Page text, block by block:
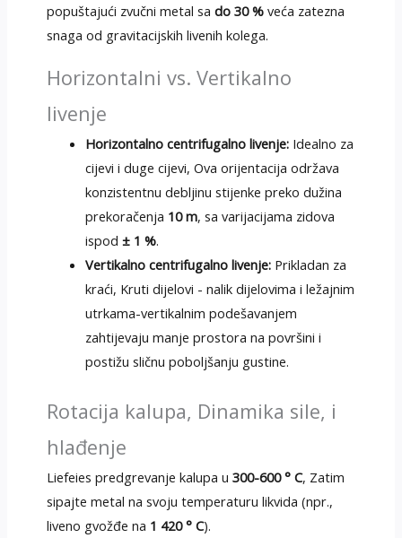
popuštajući zvučni metal sa do 30 %veća zatezna
snaga od gravitacijskih livenih kolega.
Horizontalni vs. Vertikalno
livenje
Horizontalno centrifugalno livenje: Idealno za
cijevi i duge cijevi, Ova orijentacija održava
konzistentnu debljinu stijenke preko dužina
prekoračenja 10 m, sa varijacijama zidova
ispod± 1 %.
Vertikalno centrifugalno livenje: Prikladan za
kraći, Kruti dijelovi - nalik dijelovima i ležajnim
utrkama-vertikalnim podešavanjem
zahtijevaju manje prostora na površini i
postižu sličnu poboljšanju gustine.
Rotacija kalupa, Dinamika sile, i
hlađenje
Liefeies predgrevanje kalupa u 300-600 ° C, Zatim
sipajte metal na svoju temperaturu likvida (npr.,
liveno gvožđe na 1 420 ° C).